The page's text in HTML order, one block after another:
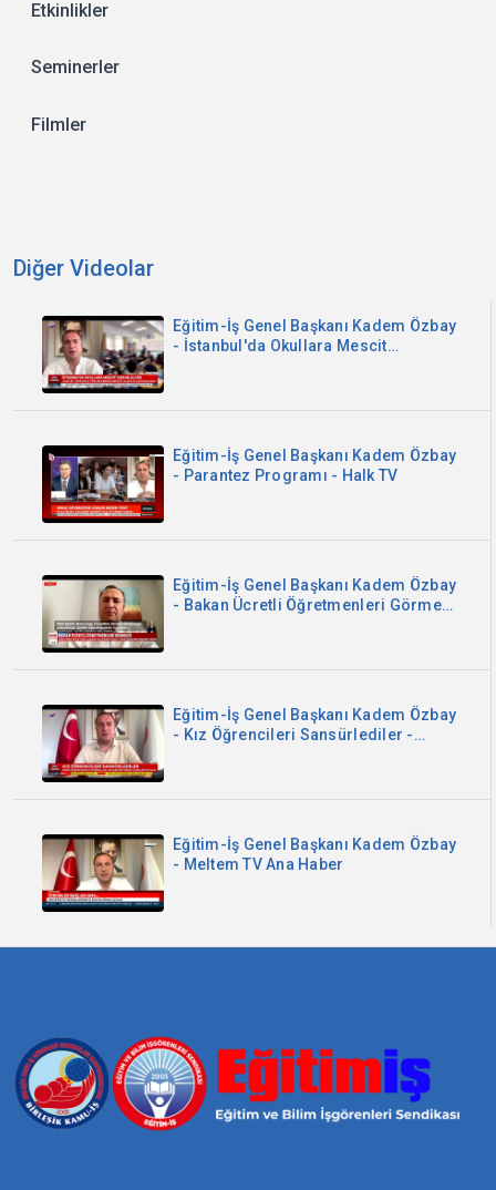
Etkinlikler
Seminerler
Filmler
Diğer Videolar
Eğitim-İş Genel Başkanı Kadem Özbay
- İstanbul'da Okullara Mescit
Eğitim-İş Genel Başkanı Kadem Özbay
- Parantez Programı - Halk TV
Eğitim-İş Genel Başkanı Kadem Özbay
- Bakan Ücretli Öğretmenleri Görmedi
Eğitim-İş Genel Başkanı Kadem Özbay
- Kız Öğrencileri Sansürlediler -
Eğitim-İş Genel Başkanı Kadem Özbay
- Meltem TV Ana Haber